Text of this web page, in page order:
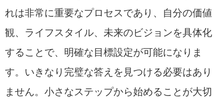
れは非常に重要なプロセスであり、自分の価値
観、ライフスタイル、未来のビジョンを具体化
することで、明確な目標設定が可能になりま
す。いきなり完璧な答えを見つける必要はあり
ません。小さなステップから始めることが大切